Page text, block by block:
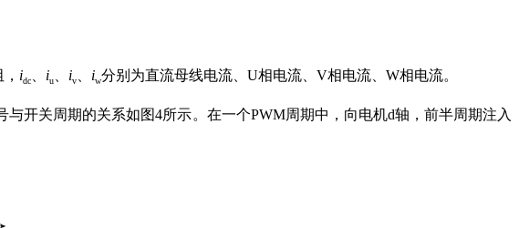
idc iu iv iw分别为直流母线电流、U相电流、V相电流、W相电流。
开关周期的关系如图4所示。在一个PWM周期中，向电机d轴，前半周期注入